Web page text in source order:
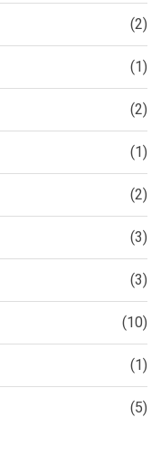
(2)
(1)
(2)
(1)
(2)
(3)
(3)
(10)
(1)
(5)